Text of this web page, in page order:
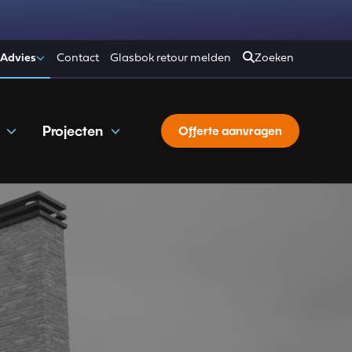
Contact Glasbok retour melden Zoeken
Projecten Offerte aanvragen